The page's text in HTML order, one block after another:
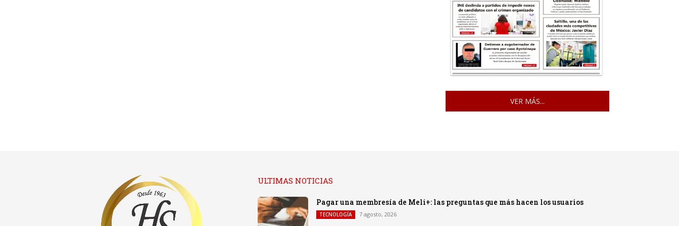
VER MÁS...
ULTIMAS NOTICIAS
Pagar una membresía de Meli+: las preguntas que más hacen los usuarios
TECNOLOGÍA 7 agosto, 2026